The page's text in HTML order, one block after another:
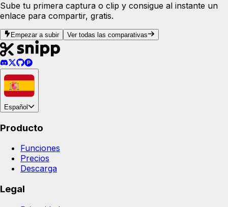
Sube tu primera captura o clip y consigue al instante un
enlace para compartir, gratis.
Empezar a subir Ver todas las comparativas
Español
Producto
Funciones
Precios
Descarga
Legal